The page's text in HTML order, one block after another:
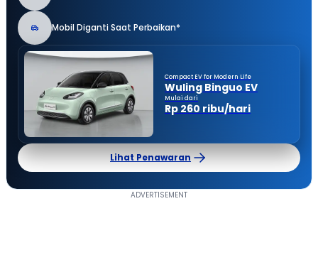
Mobil Diganti Saat Perbaikan*
Compact EV for Modern Life
Wuling Binguo EV
Mulai dari
Rp 260 ribu/hari
Lihat Penawaran